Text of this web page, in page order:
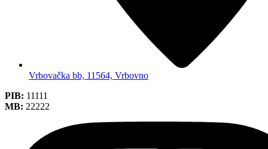
Vrbovačka bb, 11564, Vrbovno
PIB: 11111
MB: 22222